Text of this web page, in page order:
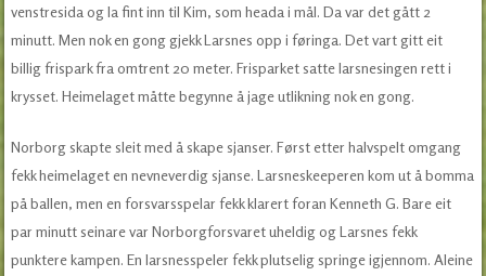
venstresida og la fint inn til Kim, som heada i mål. Da var det gått 2
minutt. Men nok en gong gjekk Larsnes opp i føringa. Det vart gitt eit
billig frispark fra omtrent 20 meter. Frisparket satte larsnesingen rett i
krysset. Heimelaget måtte begynne å jage utlikning nok en gong.
Norborg skapte sleit med å skape sjanser. Først etter halvspelt omgang
fekk heimelaget en nevneverdig sjanse. Larsneskeeperen kom ut å bomma
på ballen, men en forsvarsspelar fekk klarert foran Kenneth G. Bare eit
par minutt seinare var Norborgforsvaret uheldig og Larsnes fekk
punktere kampen. En larsnesspeler fekk plutselig springe igjennom. Aleine